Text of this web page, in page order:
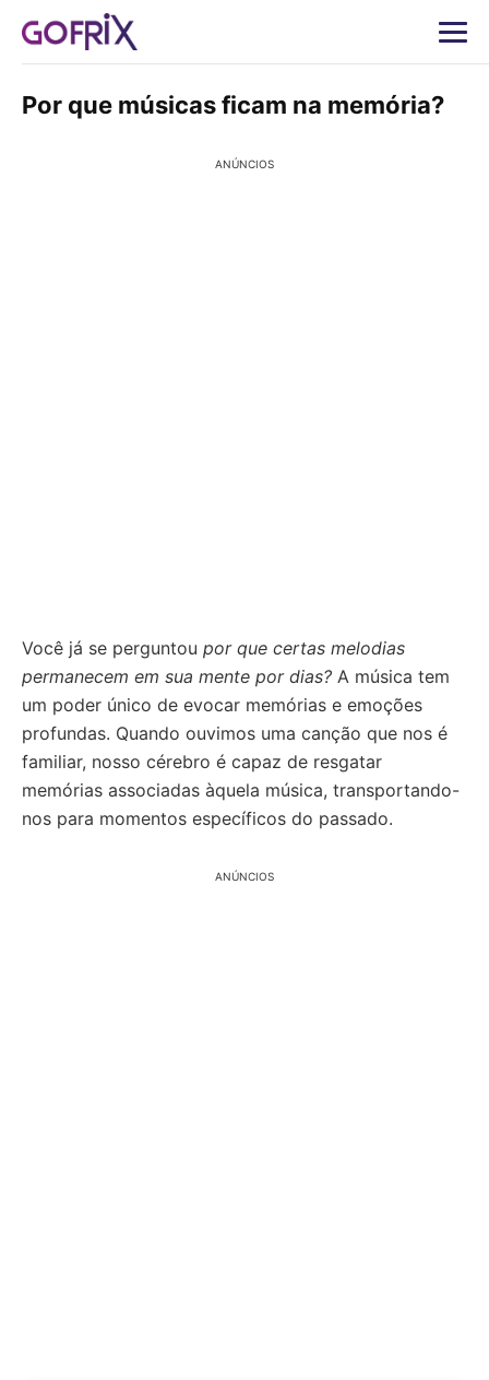
Por que músicas ficam na memória?
ANÚNCIOS
Você já se perguntou por que certas melodias
permanecem em sua mente por dias? A música tem
um poder único de evocar memórias e emoções
profundas. Quando ouvimos uma canção que nos é
familiar, nosso cérebro é capaz de resgatar
memórias associadas àquela música, transportando-
nos para momentos específicos do passado.
ANÚNCIOS